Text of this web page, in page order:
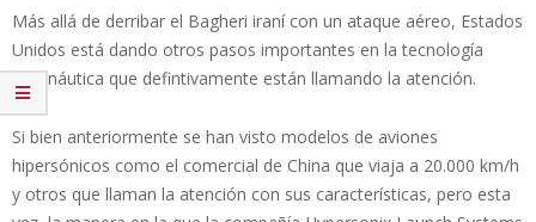
Más allá de derribar el Bagheri iraní con un ataque aéreo, Estados
Unidos está dando otros pasos importantes en la tecnología
aeronáutica que defintivamente están llamando la atención.
Si bien anteriormente se han visto modelos de aviones
hipersónicos como el comercial de China que viaja a 20.000 km/h
y otros que llaman la atención con sus características, pero esta